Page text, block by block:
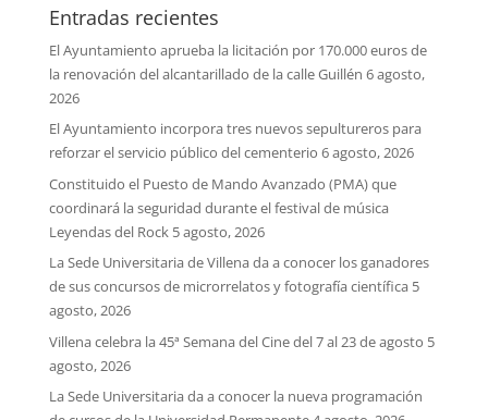
Entradas recientes
El Ayuntamiento aprueba la licitación por 170.000 euros de
la renovación del alcantarillado de la calle Guillén 6 agosto,
2026
El Ayuntamiento incorpora tres nuevos sepultureros para
reforzar el servicio público del cementerio 6 agosto, 2026
Constituido el Puesto de Mando Avanzado (PMA) que
coordinará la seguridad durante el festival de música
Leyendas del Rock 5 agosto, 2026
La Sede Universitaria de Villena da a conocer los ganadores
de sus concursos de microrrelatos y fotografía científica 5
agosto, 2026
Villena celebra la 45ª Semana del Cine del 7 al 23 de agosto 5
agosto, 2026
La Sede Universitaria da a conocer la nueva programación